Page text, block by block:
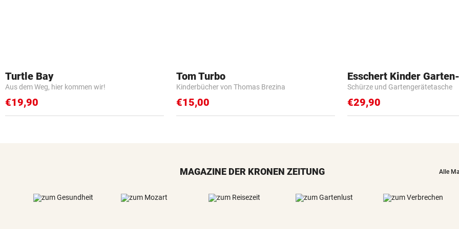
Turtle Bay
Aus dem Weg, hier kommen wir!
€19,90
Tom Turbo
Kinderbücher von Thomas Brezina
€15,00
Esschert Kinder Garten-
Schürze und Gartengerätetasche
€29,90
MAGAZINE DER KRONEN ZEITUNG Alle